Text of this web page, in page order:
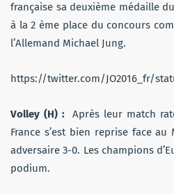
française sa deuxième médaille
à la 2 ème place du concours
l’Allemand Michael Jung.
https://twitter.com/JO2016_fr/
Volley (H) :Après leur match
France s’est bien reprise face
adversaire 3-0. Les champions
podium.